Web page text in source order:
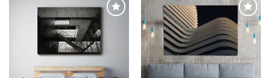
Adaugă
Adaugă
favorite